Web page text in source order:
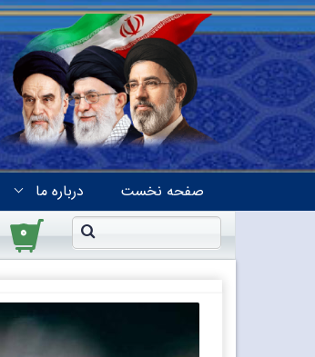
صفحه نخست درباره ما
۰